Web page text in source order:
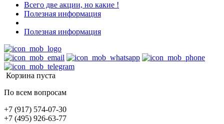
Всего две акции, но какие !
Полезная информация
Полезная информация
Корзина пуста
По всем вопросам
+7 (917) 574-07-30
+7 (495) 926-63-77